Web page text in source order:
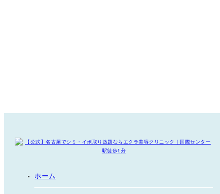
ホーム